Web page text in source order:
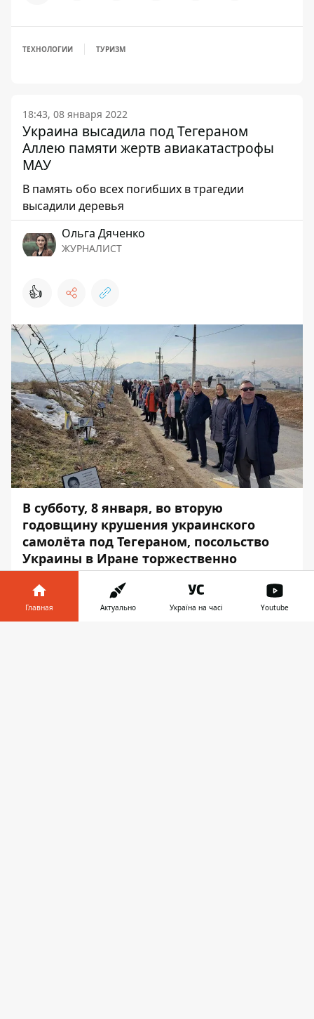
ТЕХНОЛОГИИ ТУРИЗМ
18:43, 08 января 2022
Украина высадила под Тегераном
Аллею памяти жертв авиакатастрофы
МАУ
В память обо всех погибших в трагедии
высадили деревья
Ольга Дяченко
ЖУРНАЛИСТ
👍
В субботу, 8 января, во вторую
годовщину крушения украинского
самолёта под Тегераном, посольство
Украины в Иране торжественно
открыло Аллею памяти жертв рейса
PS752. На ней высадили 176 деревьев.
Об этом сообщает
Главная Актуально Україна на часі Youtube